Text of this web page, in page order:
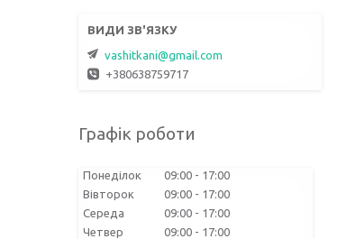
vashitkani@gmail.com
+380638759717
Графік роботи
Понеділок 09:00
17:00
Вівторок
09:00
17:00
Середа
09:00
17:00
Четвер
09:00
17:00